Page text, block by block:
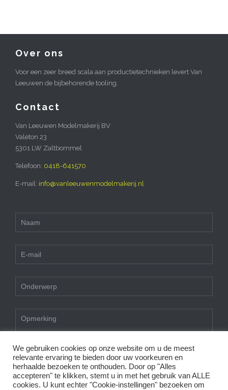
Over ons
Voor een zeer breed scala aan productietechnieken levert Van
Leeuwen de bijbehorende tooling.
Contact
Van Leeuwen Modelmakerij BV
Valeton 23
5301 LW Zaltbommel
Telefoon: 0418-641570
E-mail: info@vanleeuwenmodelmakerij.nl
of Gedetailleerd formulier
We gebruiken cookies op onze website om u de meest
relevante ervaring te bieden door uw voorkeuren en
herhaalde bezoeken te onthouden. Door op "Alles
accepteren" te klikken, stemt u in met het gebruik van ALLE
cookies. U kunt echter "Cookie-instellingen" bezoeken om
Wij maken gebruik van cookies en daarmee vergelijkbare
technieken.
Deze website gebruikt functionele en analytische cookies om u
een optimale bezoekerservaring te bieden.